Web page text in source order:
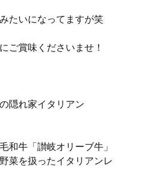
たいになってますが笑
ご賞味くださいませ！
隠れ家イタリアン
和牛「讃岐オリーブ牛」
菜を扱ったイタリアンレ